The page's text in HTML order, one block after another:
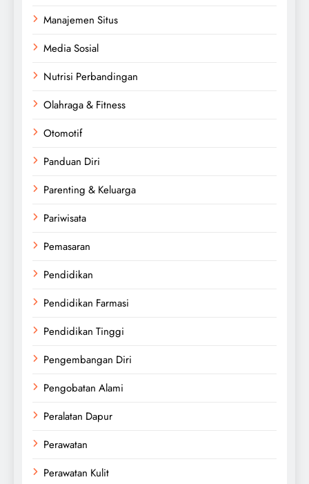
Manajemen Situs
Media Sosial
Nutrisi Perbandingan
Olahraga & Fitness
Otomotif
Panduan Diri
Parenting & Keluarga
Pariwisata
Pemasaran
Pendidikan
Pendidikan Farmasi
Pendidikan Tinggi
Pengembangan Diri
Pengobatan Alami
Peralatan Dapur
Perawatan
Perawatan Kulit